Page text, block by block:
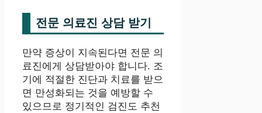
전문 의료진 상담 받기
만약 증상이 지속된다면 전문 의
료진에게 상담받아야 합니다. 조
기에 적절한 진단과 치료를 받으
면 만성화되는 것을 예방할 수
있으므로 정기적인 검진도 추천